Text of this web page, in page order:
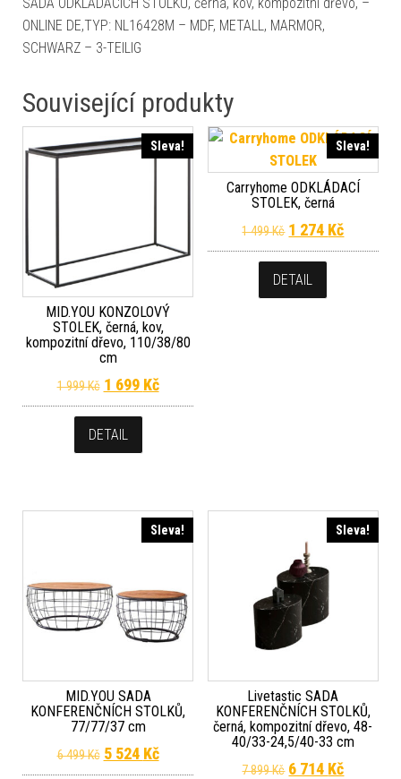
ONLINE DE,TYP: NL16428M – MDF, METALL, MARMOR,
SCHWARZ – 3-TEILIG
Související produkty
Sleva!
MID.YOU KONZOLOVÝ
STOLEK, černá, kov,
kompozitní dřevo, 110/38/80
cm
1 999Kč Původní cena byla: 1 999 Kč.
1 699 KčAktuální cena je: 1 699 Kč.
DETAIL
Sleva!
Carryhome ODKLÁDACÍ
STOLEK, černá
1 499Kč Původní cena
1 274 KčAktuální
DETAIL
Sleva!
MID.YOU SADA
KONFERENČNÍCH STOLKŮ,
77/77/37 cm
6 499Kč Původní cena byla: 6 499 Kč.
5 524 KčAktuální cena je: 5 524 Kč.
Sleva!
Livetastic SADA
KONFERENČNÍCH STOLKŮ,
černá, kompozitní dřevo, 48-
40/33-24,5/40-33 cm
7 899Kč Původní cena
6 714 KčAktuální